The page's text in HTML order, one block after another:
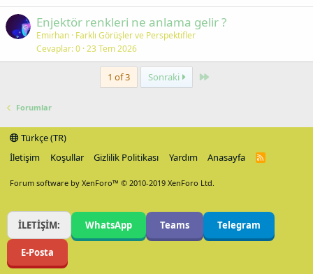
Enjektör renkleri ne anlama gelir ?
Emirhan Farklı Görüşler ve Perspektifler
Cevaplar 0 23 Tem 2026
1 of 3 Sonraki Last
Forumlar
Türkçe (TR)
İletişim
Koşullar Gizlilik Politikası Yardım Anasayfa
R
Forum software by XenForo™ © 2010-2019 XenForo Ltd.
İLETİŞİM: WhatsApp Teams Telegram
E-Posta